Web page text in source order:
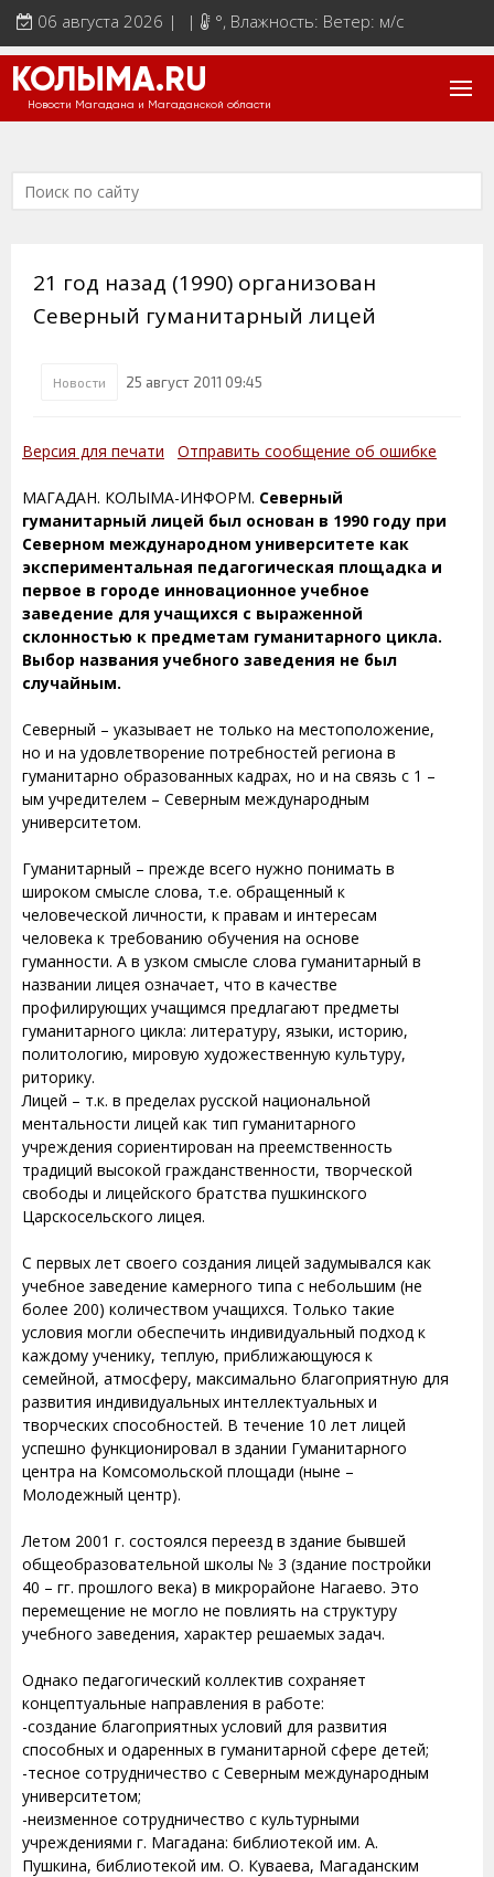
06 августа 2026 | | °, Влажность: Ветер: м/с
КОЛЫМА.RU
Новости Магадана и Магаданской области
21 год назад (1990) организован
Северный гуманитарный лицей
Новости 25 август 2011 09:45
Версия для печати Отправить сообщение об ошибке
МАГАДАН. КОЛЫМА-ИНФОРМ. Северный
гуманитарный лицей был основан в 1990 году при
Северном международном университете как
экспериментальная педагогическая площадка и
первое в городе инновационное учебное
заведение для учащихся с выраженной
склонностью к предметам гуманитарного цикла.
Выбор названия учебного заведения не был
случайным.
Северный – указывает не только на местоположение,
но и на удовлетворение потребностей региона в
гуманитарно образованных кадрах, но и на связь с 1 –
ым учредителем – Северным международным
университетом.
Гуманитарный – прежде всего нужно понимать в
широком смысле слова, т.е. обращенный к
человеческой личности, к правам и интересам
человека к требованию обучения на основе
гуманности. А в узком смысле слова гуманитарный в
названии лицея означает, что в качестве
профилирующих учащимся предлагают предметы
гуманитарного цикла: литературу, языки, историю,
политологию, мировую художественную культуру,
риторику.
Лицей – т.к. в пределах русской национальной
ментальности лицей как тип гуманитарного
учреждения сориентирован на преемственность
традиций высокой гражданственности, творческой
свободы и лицейского братства пушкинского
Царскосельского лицея.
С первых лет своего создания лицей задумывался как
учебное заведение камерного типа с небольшим (не
более 200) количеством учащихся. Только такие
условия могли обеспечить индивидуальный подход к
каждому ученику, теплую, приближающуюся к
семейной, атмосферу, максимально благоприятную для
развития индивидуальных интеллектуальных и
творческих способностей. В течение 10 лет лицей
успешно функционировал в здании Гуманитарного
центра на Комсомольской площади (ныне –
Молодежный центр).
Летом 2001 г. состоялся переезд в здание бывшей
общеобразовательной школы № 3 (здание постройки
40 – гг. прошлого века) в микрорайоне Нагаево. Это
перемещение не могло не повлиять на структуру
учебного заведения, характер решаемых задач.
Однако педагогический коллектив сохраняет
концептуальные направления в работе:
-создание благоприятных условий для развития
способных и одаренных в гуманитарной сфере детей;
-тесное сотрудничество с Северным международным
университетом;
-неизменное сотрудничество с культурными
учреждениями г. Магадана: библиотекой им. А.
Пушкина, библиотекой им. О. Куваева, Магаданским